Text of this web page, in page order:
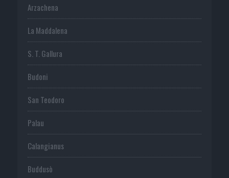
Arzachena
La Maddalena
S. T. Gallura
Budoni
San Teodoro
Palau
Calangianus
Buddusò